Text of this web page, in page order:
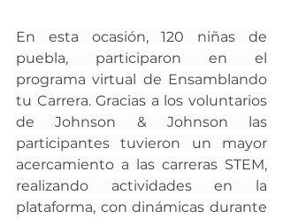
En esta ocasión, 120 niñas de
puebla, participaron en el
programa virtual de Ensamblando
tu Carrera. Gracias a los voluntarios
de Johnson & Johnson las
participantes tuvieron un mayor
acercamiento a las carreras STEM,
realizando actividades en la
plataforma, con dinámicas durante